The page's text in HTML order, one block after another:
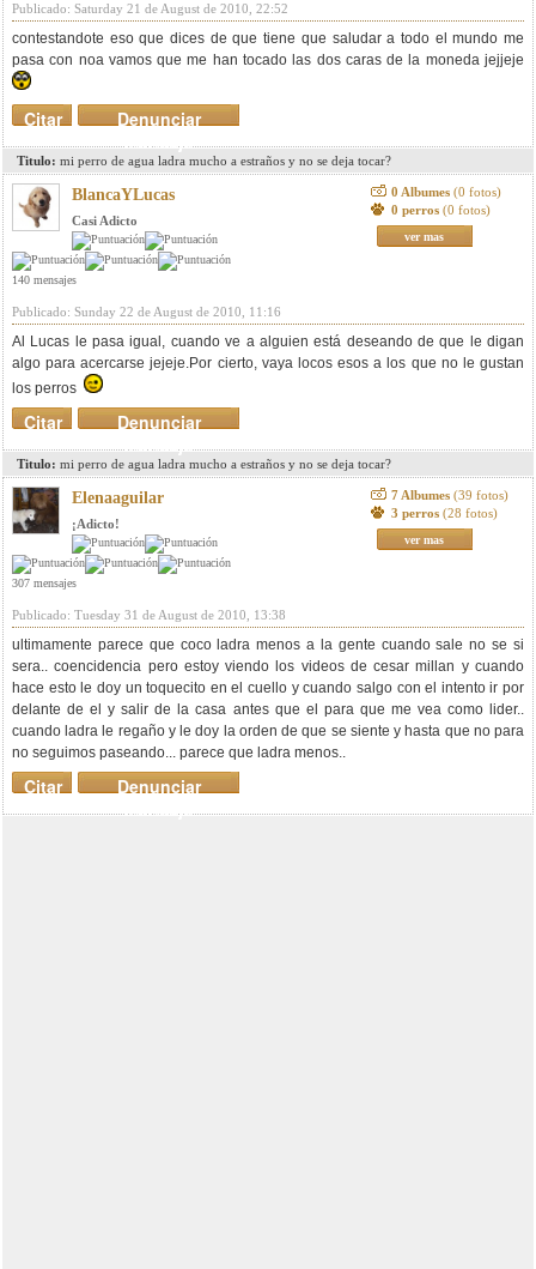
Publicado: Saturday 21 de August de 2010, 22:52
contestandote eso que dices de que tiene que saludar a todo el mundo me
pasa con noa vamos que me han tocado las dos caras de la moneda jejjeje
Denunciar
mensaje
Citar
Titulo: mi perro de agua ladra mucho a estraños y no se deja tocar?
BlancaYLucas
Casi Adicto
140 mensajes
0 Albumes (0 fotos)
0 perros (0 fotos)
ver mas
Publicado: Sunday 22 de August de 2010, 11:16
Al Lucas le pasa igual, cuando ve a alguien está deseando de que le digan
algo para acercarse jejeje.Por cierto, vaya locos esos a los que no le gustan
los perros
Denunciar
mensaje
Citar
Titulo: mi perro de agua ladra mucho a estraños y no se deja tocar?
Elenaaguilar
¡Adicto!
307 mensajes
7 Albumes (39 fotos)
3 perros (28 fotos)
ver mas
Publicado: Tuesday 31 de August de 2010, 13:38
ultimamente parece que coco ladra menos a la gente cuando sale no se si
sera.. coencidencia pero estoy viendo los videos de cesar millan y cuando
hace esto le doy un toquecito en el cuello y cuando salgo con el intento ir por
delante de el y salir de la casa antes que el para que me vea como lider..
cuando ladra le regaño y le doy la orden de que se siente y hasta que no para
no seguimos paseando... parece que ladra menos..
Denunciar
mensaje
Citar